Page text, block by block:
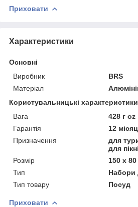
Приховати
Характеристики
Основні
Виробник
BRS
Матеріал
Користувальницькі характеристики
Вага
428 г oz
Гарантія
12
Призначення
для
для
Розмір
150 х
Тип
Набори
Тип товару
Посуд
Приховати